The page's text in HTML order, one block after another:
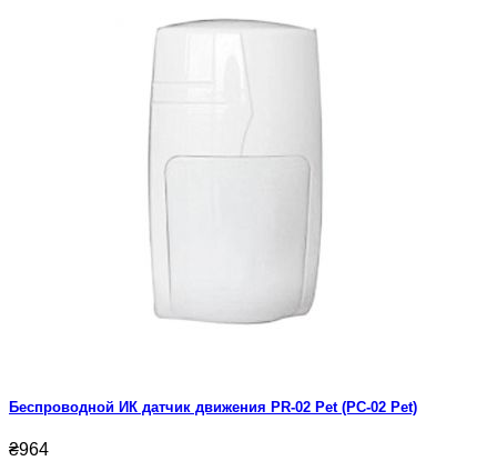
Беспроводной ИК датчик движения PR-02 Pet (PC-02 Pet)
₴964